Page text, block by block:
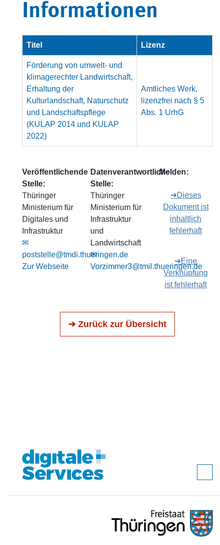
Informationen
Titel Lizenz
Förderung von umwelt- und
klimagerechter Landwirtschaft,
Erhaltung der
Kulturlandschaft, Naturschutz
und Landschaftspflege
(KULAP 2014 und KULAP
2022)
Amtliches Werk,
lizenzfrei nach § 5
Abs. 1 UrhG
Veröffentlichende
Stelle:
Thüringer
Ministerium für
Digitales und
Infrastruktur
✉
poststelle@tmdi.thueringen.de
Zur Webseite
Datenverantwortliche
Stelle:
Thüringer
Ministerium für
Infrastruktur
und
Landwirtschaft
✉
Vorzimmer3@tmil.thueringen.de
Melden:
➔Dieses
Dokument ist
inhaltlich
fehlerhaft
➔Eine
Verknüpfung
ist fehlerhaft
➔ Zurück zur Übersicht